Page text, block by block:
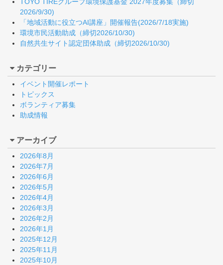
TOYO TIREグループ環境保護基金 2027年度募集（締切
2026/9/30)
「地域活動に役立つAI講座」開催報告(2026/7/18実施)
環境市民活動助成（締切2026/10/30)
自然共生サイト認定団体助成（締切2026/10/30)
カテゴリー
イベント開催レポート
トピックス
ボランティア募集
助成情報
アーカイブ
2026年8月
2026年7月
2026年6月
2026年5月
2026年4月
2026年3月
2026年2月
2026年1月
2025年12月
2025年11月
2025年10月